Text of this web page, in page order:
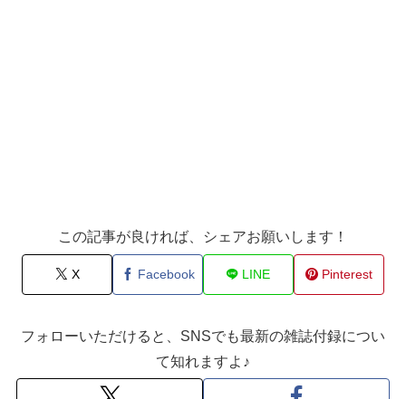
この記事が良ければ、シェアお願いします！
X Facebook LINE Pinterest
フォローいただけると、SNSでも最新の雑誌付録につい
て知れますよ♪